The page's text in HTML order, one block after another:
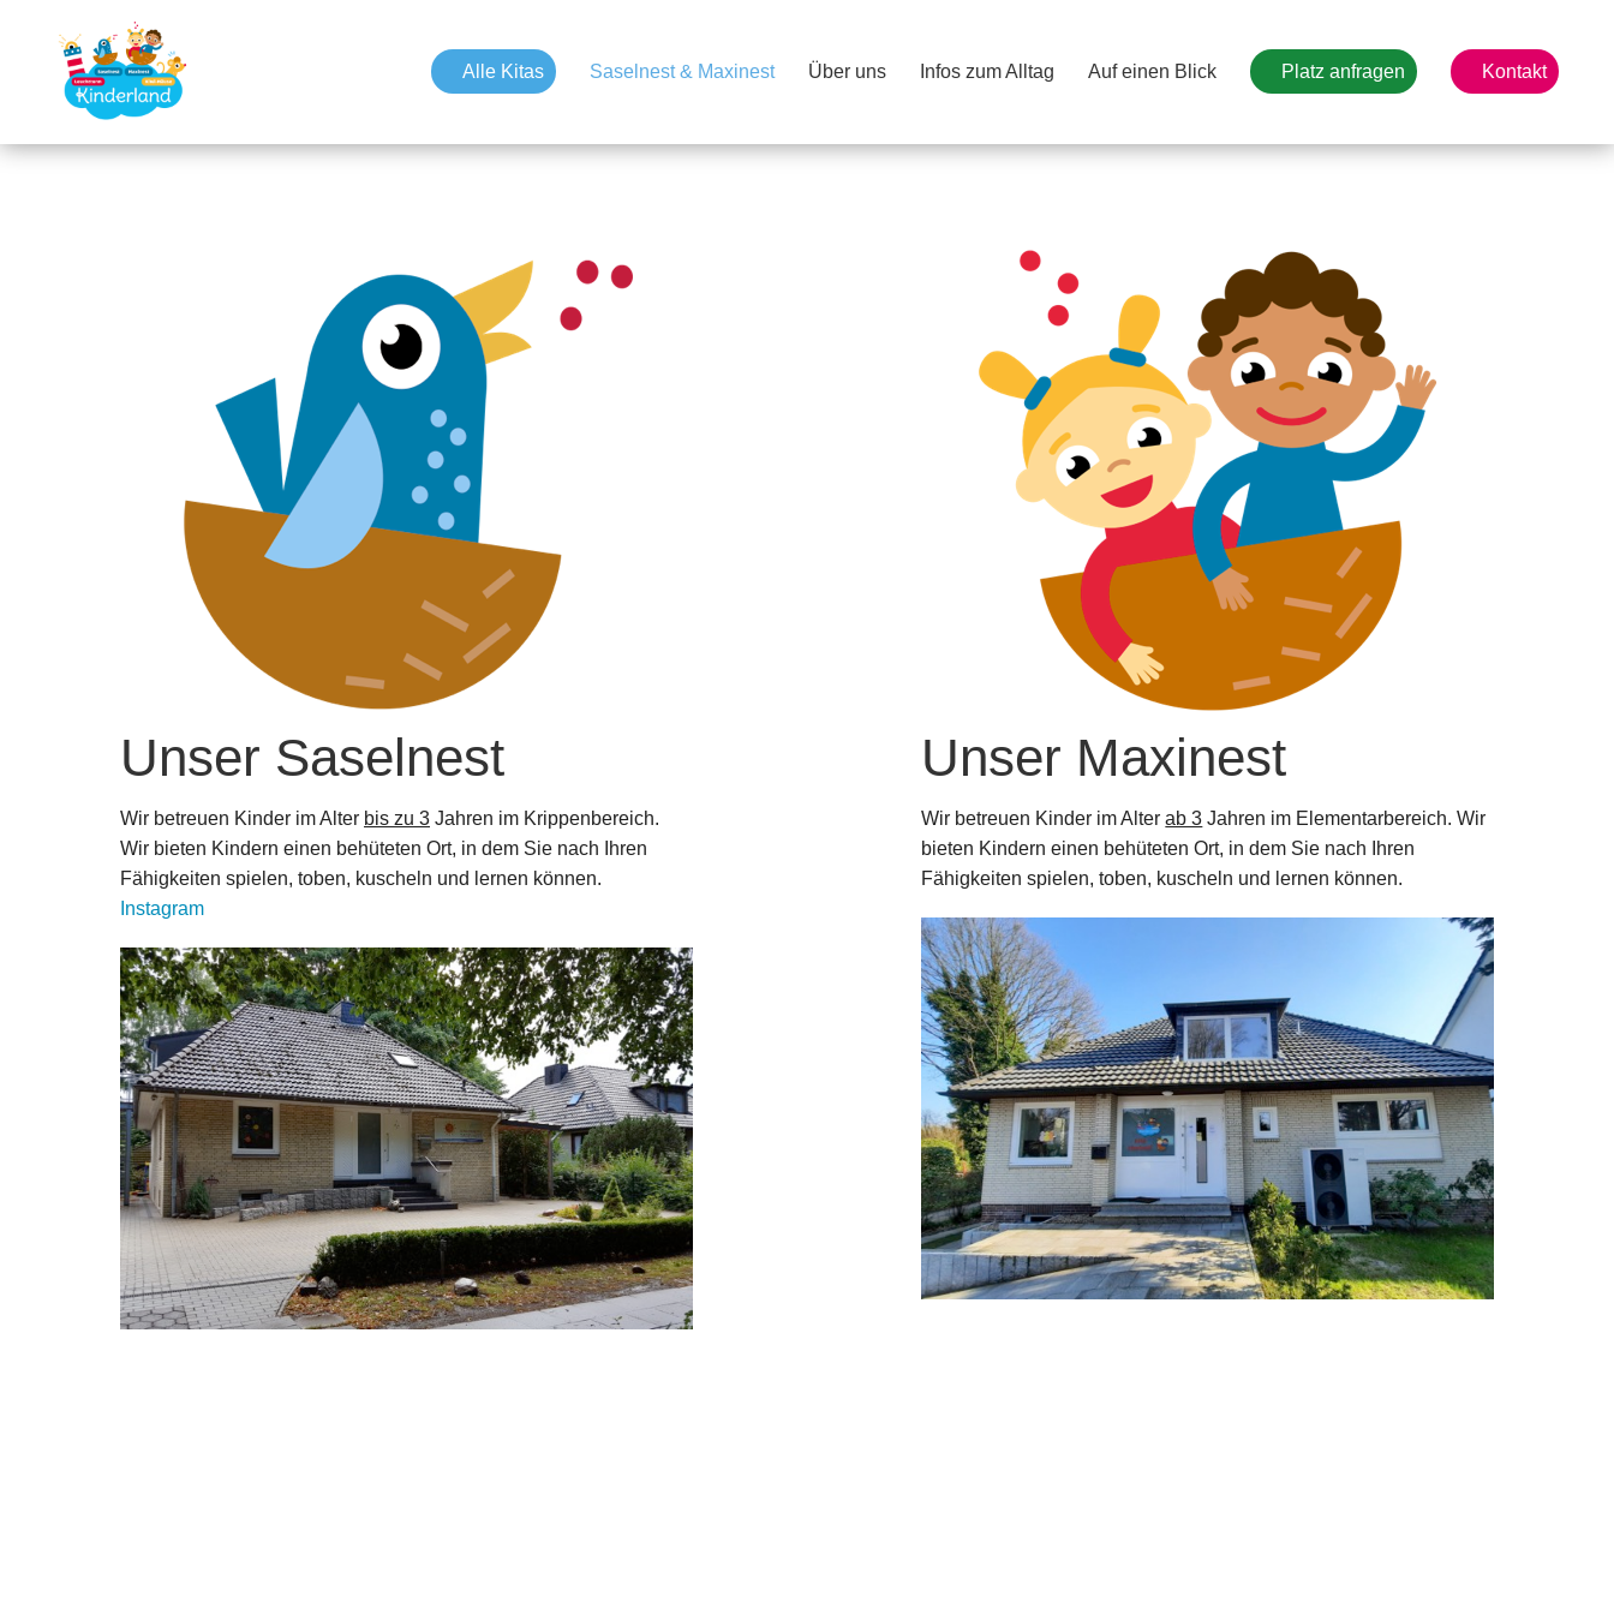
Alle Kitas Saselnest & Maxinest Über uns Infos zum Alltag Auf einen Blick Platz anfragen Kontakt
Unser Saselnest
Wir betreuen Kinder im Alter bis zu 3 Jahren im Krippenbereich.
Wir bieten Kindern einen behüteten Ort, in dem Sie nach Ihren
Fähigkeiten spielen, toben, kuscheln und lernen können.
Instagram
Unser Maxinest
Wir betreuen Kinder im Alterab 3 Jahren im Elementarbereich. Wir
bieten Kindern einen behüteten Ort, in dem Sie nach Ihren
Fähigkeiten spielen, toben, kuscheln und lernen können.